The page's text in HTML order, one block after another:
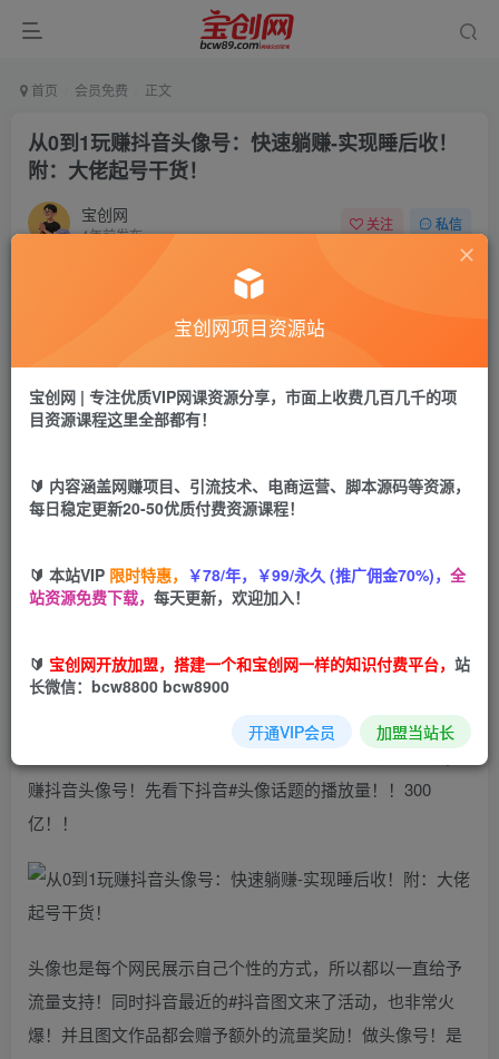
首页 会员免费 正文
从0到1玩赚抖音头像号：快速躺赚-实现睡后收！
附：大佬起号干货！
宝创网
4年前发布
关注 私信
宝币9.9 宝币 19.9
立即购买
大家好，我是莫竹！今天给大家带来的干货教学，是抖音头
像号的详细干货！我将从如何起号、养号、挖掘素材、制作
视频素材、发布内容、快速变现，带大家玩转抖音头像号|玩
赚抖音头像号！先看下抖音#头像话题的播放量！！300
亿！！
头像也是每个网民展示自己个性的方式，所以都以一直给予
流量支持！同时抖音最近的#抖音图文来了活动，也非常火
爆！并且图文作品都会赠予额外的流量奖励！做头像号！是
宝创网项目资源站
宝创网 | 专注优质VIP网课资源分享，市面上收费几百几千的项
目资源课程这里全部都有！
🔰 内容涵盖网赚项目、引流技术、电商运营、脚本源码等资源，
每日稳定更新20-50优质付费资源课程！
🔰 本站VIP 限时特惠， ￥78/年，￥99/永久 (推广佣金70%)， 全
站资源免费下载， 每天更新，欢迎加入！
🔰 宝创网开放加盟，搭建一个和宝创网一样的知识付费平台， 站
长微信：bcw8800 bcw8900
开通VIP会员 加盟当站长